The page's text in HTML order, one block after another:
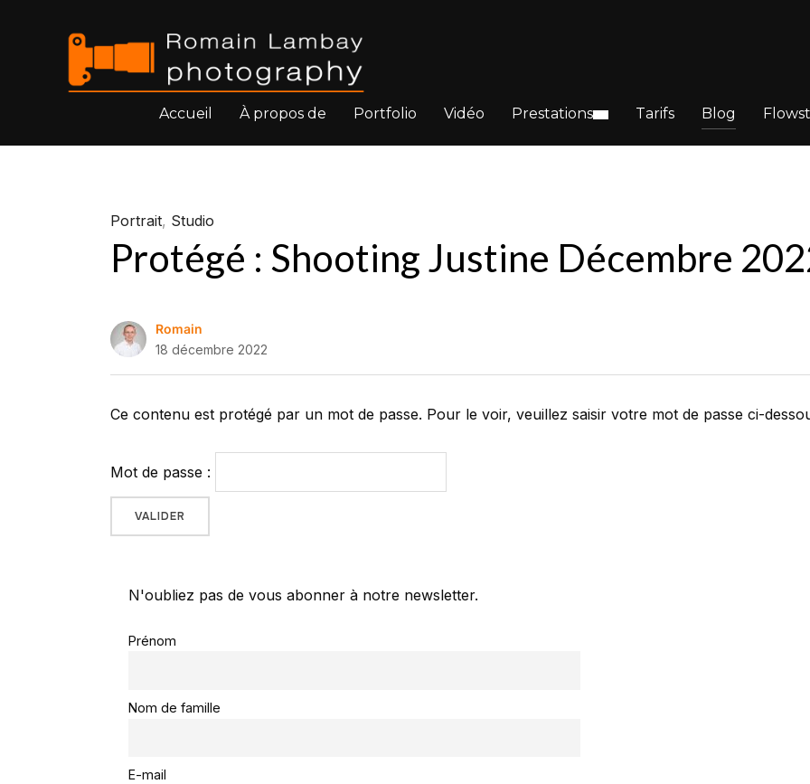
Accueil À propos de Portfolio Vidéo Prestations Tarifs Blog
Portrait, Studio
Protégé : Shooting Justine Décembre
Romain
18 décembre 2022
Ce contenu est protégé par un mot de passe. Pour le voir, veuillez saisir votre mot de passe ci-
Mot de passe :
N'oubliez pas de vous abonner à notre newsletter.
Prénom
Nom de famille
E-mail